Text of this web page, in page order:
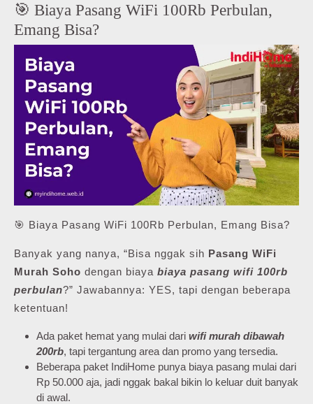
🎯 Biaya Pasang WiFi 100Rb Perbulan,
Emang Bisa?
🎯 Biaya Pasang WiFi 100Rb Perbulan, Emang Bisa?
Banyak yang nanya, “Bisa nggak sih Pasang WiFi
Murah Soho dengan biaya biaya pasang wifi 100rb
perbulan?” Jawabannya: YES, tapi dengan beberapa
ketentuan!
Ada paket hemat yang mulai dari wifi murah dibawah
200rb, tapi tergantung area dan promo yang tersedia.
Beberapa paket IndiHome punya biaya pasang mulai dari
Rp 50.000 aja, jadi nggak bakal bikin lo keluar duit banyak
di awal.